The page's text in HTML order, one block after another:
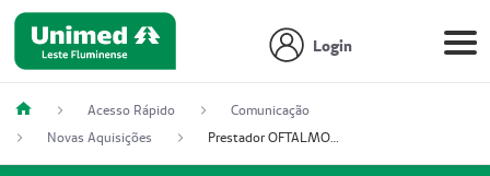
Login
Acesso Rápido
Comunicação
Novas Aquisições
Prestador OFTALMOCLÍNICA SÃO GONÇALO (55004164-2)